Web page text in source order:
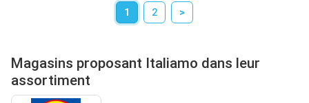
1 2 >
Magasins proposant Italiamo dans leur
assortiment